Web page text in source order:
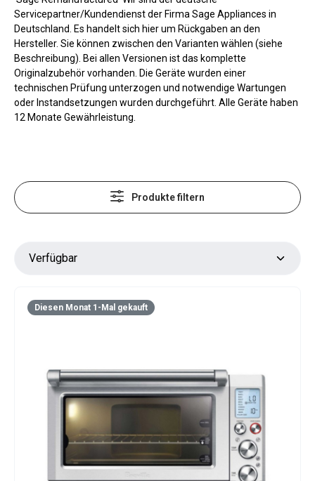
Servicepartner/Kundendienst der Firma Sage Appliances in
Deutschland. Es handelt sich hier um Rückgaben an den
Hersteller. Sie können zwischen den Varianten wählen (siehe
Beschreibung). Bei allen Versionen ist das komplette
Originalzubehör vorhanden. Die Geräte wurden einer
technischen Prüfung unterzogen und notwendige Wartungen
oder Instandsetzungen wurden durchgeführt. Alle Geräte haben
12 Monate Gewährleistung.
Produkte filtern
Diesen Monat 1-Mal gekauft